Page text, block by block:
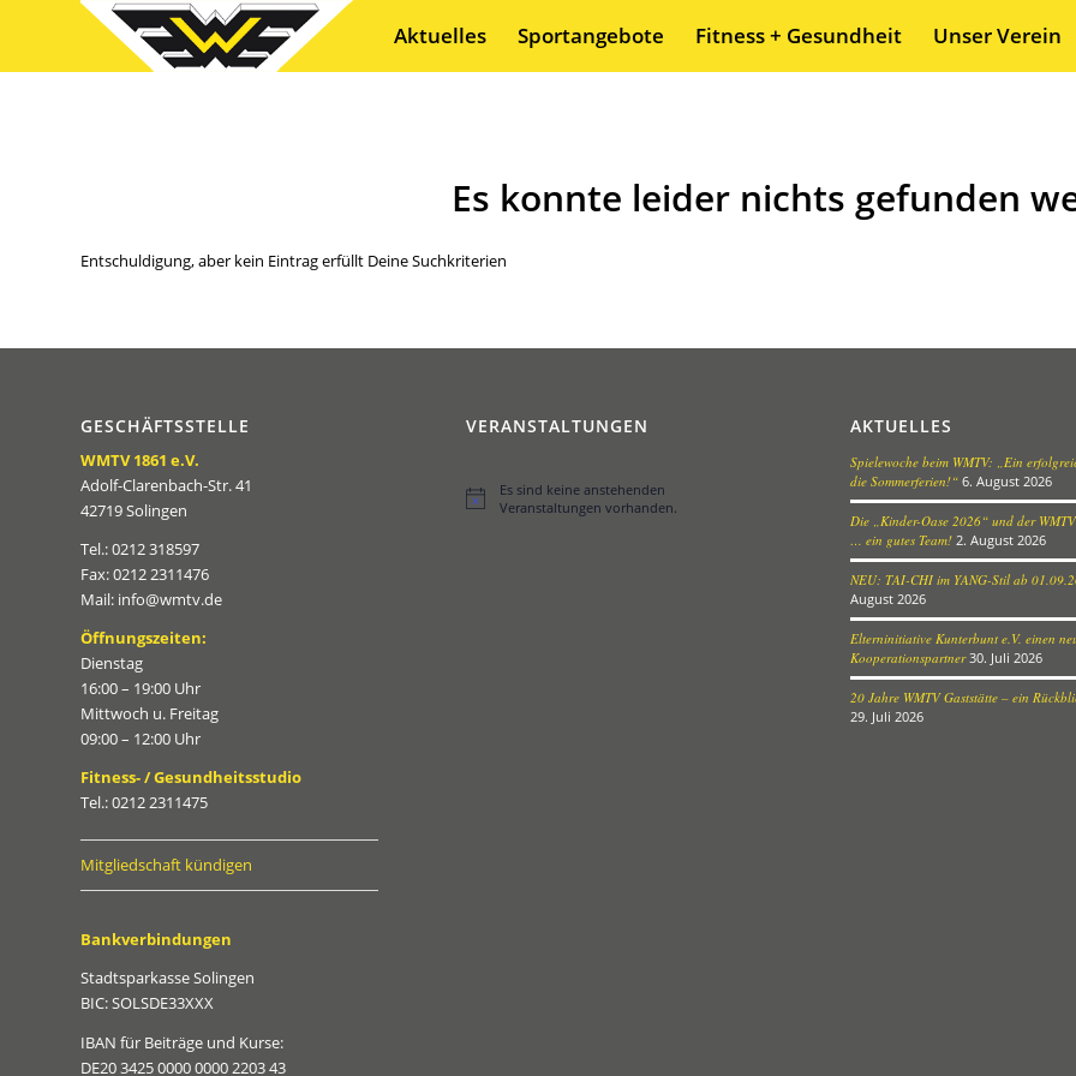
Aktuelles Sportangebote Fitness + Gesundheit Unser Verein
Es konnte leider nichts gefunden
Entschuldigung, aber kein Eintrag erfüllt Deine Suchkriterien
GESCHÄFTSSTELLE
WMTV 1861 e.V.
Adolf-Clarenbach-Str. 41
42719 Solingen
Tel.: 0212 318597
Fax: 0212 2311476
Mail: info@wmtv.de
Öffnungszeiten:
Dienstag
16:00 – 19:00 Uhr
Mittwoch u. Freitag
09:00 – 12:00 Uhr
Fitness- / Gesundheitsstudio
Tel.: 0212 2311475
Mitgliedschaft kündigen
Bankverbindungen
Stadtsparkasse Solingen
BIC: SOLSDE33XXX
IBAN für Beiträge und Kurse:
DE20 3425 0000 0000 2203 43
VERANSTALTUNGEN
Hinweis
Es sind keine anstehenden
Veranstaltungen vorhanden.
AKTUELLES
Spielewoche beim WMTV: „Ein
die Sommerferien!“ 6. August 2026
Die „Kinder-Oase 2026“ und der
… ein gutes Team! 2. August 2026
NEU: TAI-CHI im YANG-Stil ab
August 2026
Elterninitiative Kunterbunt e.V. einen
Kooperationspartner 30. Juli 2026
20 Jahre WMTV Gaststätte – ein
29. Juli 2026